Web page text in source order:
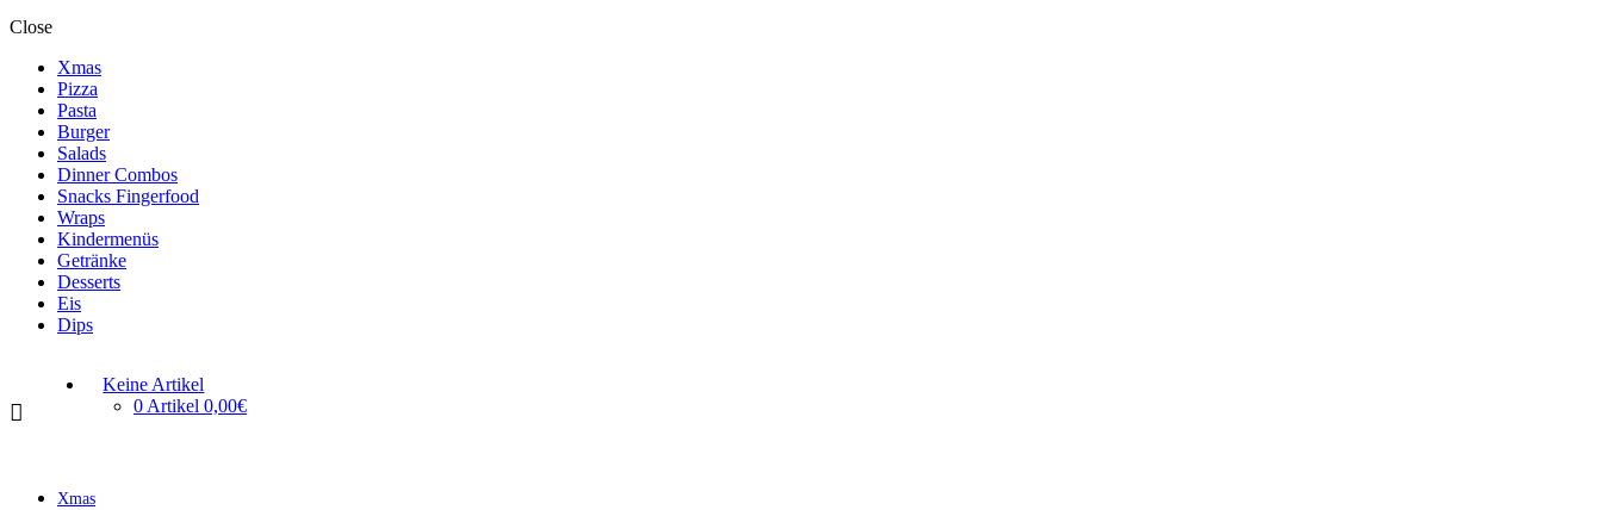
Close
Xmas
Pizza
Pasta
Burger
Salads
Dinner Combos
Snacks Fingerfood
Wraps
Kindermenüs
Getränke
Desserts
Eis
Dips
Keine Artikel
0 Artikel 0,00€
Xmas